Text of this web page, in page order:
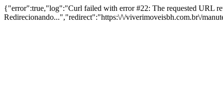
{"error":true,"log":"Curl failed with error #22: The requested URL
Redirecionando...","redirect":"https:\/\/viverimoveisbh.com.br\/